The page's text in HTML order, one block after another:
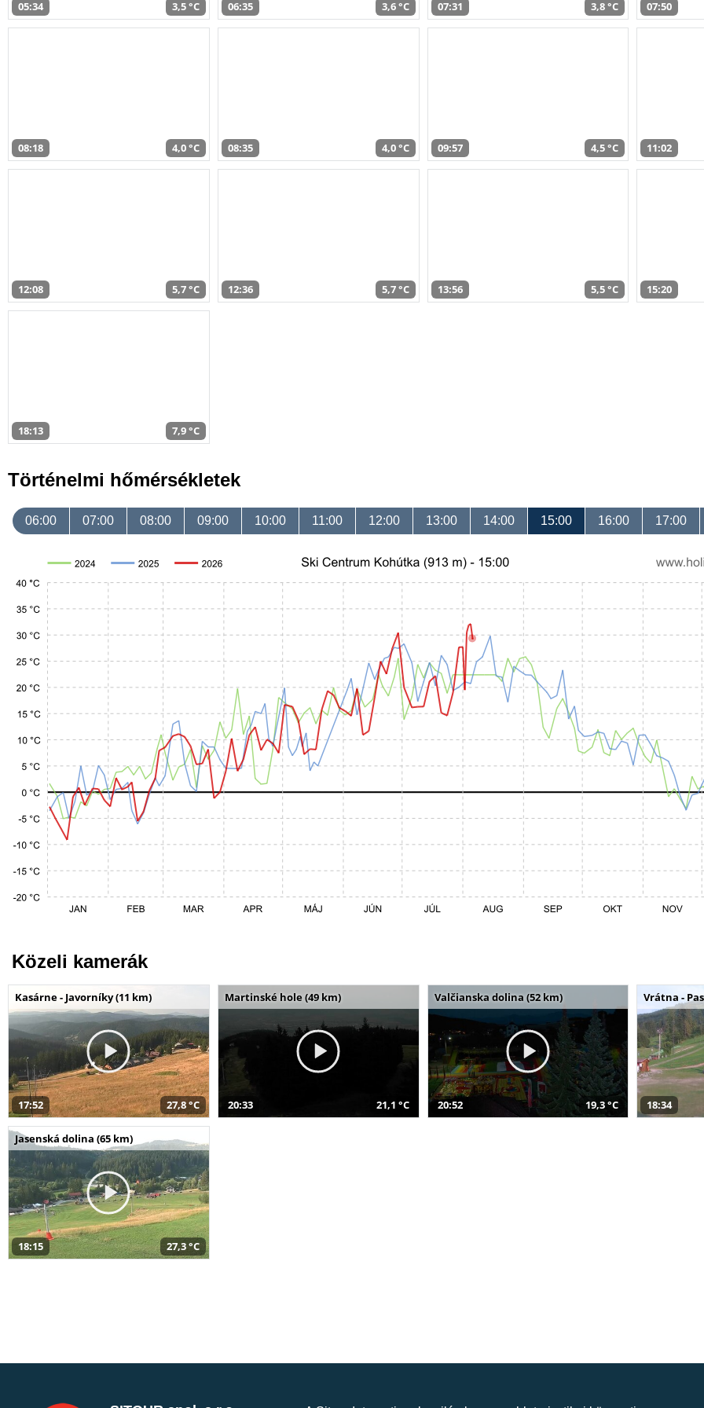
05:34 3,5 °C 06:35 3,6 °C 07:31 3,8 °C 07:50
08:18 4,0 °C 08:35 4,0 °C 09:57 4,5 °C 11:02
12:08 5,7 °C 12:36 5,7 °C 13:56 5,5 °C 15:20
18:13 7,9 °C
Történelmi hőmérsékletek
06:00 07:00 08:00 09:00 10:00 11:00 12:00 13:00 14:00 15:00 16:00 17:00
Közeli kamerák
Kasárne - Javorníky (11 km)
17:52 27,8 °C
Martinské hole (49 km)
20:33 21,1 °C
Valčianska dolina (52 km)
20:52 19,3 °C
Vrátna -
18:34
Jasenská dolina (65 km)
18:15 27,3 °C